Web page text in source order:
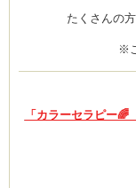
たくさんの
※
「カラーセラピー🌈